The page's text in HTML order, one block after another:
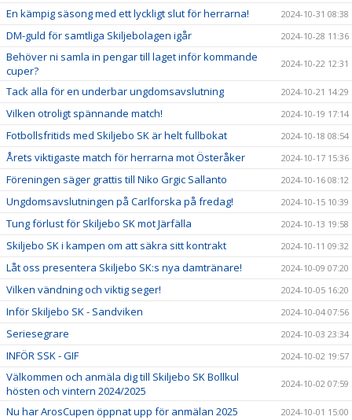
En kämpig säsong med ett lyckligt slut för herrarna! 2024-10-31 08:38
DM-guld för samtliga Skiljebolagen igår 2024-10-28 11:36
Behöver ni samla in pengar till laget inför kommande
cuper?
2024-10-22 12:31
Tack alla för en underbar ungdomsavslutning 2024-10-21 14:29
Vilken otroligt spännande match! 2024-10-19 17:14
Fotbollsfritids med Skiljebo SK är helt fullbokat 2024-10-18 08:54
Årets viktigaste match för herrarna mot Österåker 2024-10-17 15:36
Föreningen säger grattis till Niko Grgic Sallanto 2024-10-16 08:12
Ungdomsavslutningen på Carlforska på fredag! 2024-10-15 10:39
Tung förlust för Skiljebo SK mot Järfälla 2024-10-13 19:58
Skiljebo SK i kampen om att säkra sitt kontrakt 2024-10-11 09:32
Låt oss presentera Skiljebo SK:s nya damtränare! 2024-10-09 07:20
Vilken vändning och viktig seger! 2024-10-05 16:20
Inför Skiljebo SK - Sandviken 2024-10-04 07:56
Seriesegrare 2024-10-03 23:34
INFÖR SSK - GIF 2024-10-02 19:57
Välkommen och anmäla dig till Skiljebo SK Bollkul
hösten och vintern 2024/2025
2024-10-02 07:59
Nu har ArosCupen öppnat upp för anmälan 2025 2024-10-01 15:00